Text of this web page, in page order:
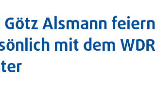
Alsmann
mit dem WDR